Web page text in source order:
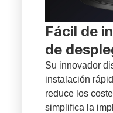
Fácil de
de
Su innovador
instalación
reduce los
simplifica la